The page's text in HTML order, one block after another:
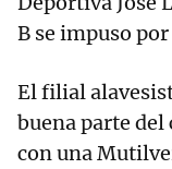
B se impuso
El filial
buena parte del
con una